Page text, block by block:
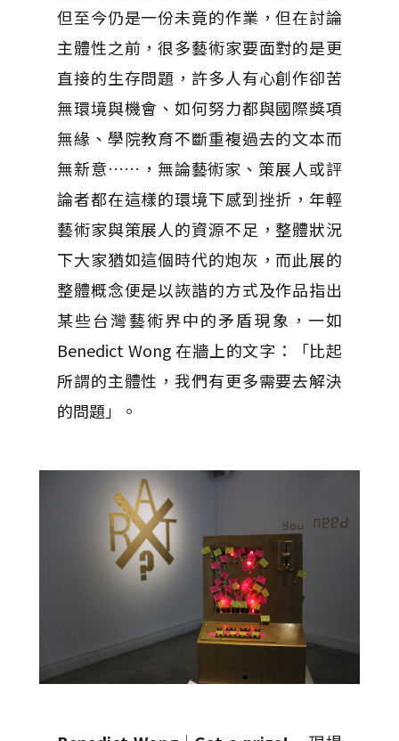
但至今仍是一份未竟的作業，但在討論
主體性之前，很多藝術家要面對的是更
直接的生存問題，許多人有心創作卻苦
無環境與機會、如何努力都與國際獎項
無緣、學院教育不斷重複過去的文本而
無新意……，無論藝術家、策展人或評
論者都在這樣的環境下感到挫折，年輕
藝術家與策展人的資源不足，整體狀況
下大家猶如這個時代的炮灰，而此展的
整體概念便是以詼諧的方式及作品指出
某些台灣藝術界中的矛盾現象，一如
Benedict Wong 在牆上的文字：「比起
所謂的主體性，我們有更多需要去解決
的問題」。